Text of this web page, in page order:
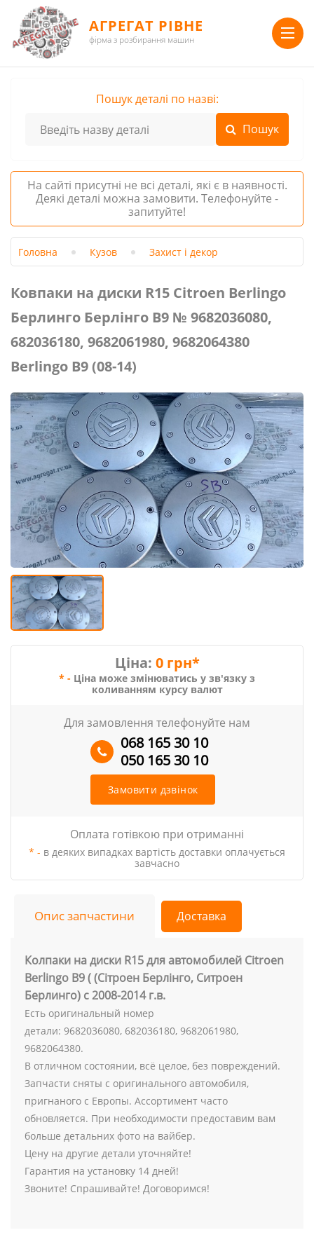
АГРЕГАТ РІВНЕ
фірма з розбирання машин
Пошук деталі по назві:
На сайті присутні не всі деталі, які є в наявності.
Деякі деталі можна замовити. Телефонуйте -
запитуйте!
Головна Кузов Захист і декор
Ковпаки на диски R15 Citroen Berlingo
Берлинго Берлінго В9 № 9682036080,
682036180, 9682061980, 9682064380
Berlingo B9 (08-14)
Ціна: 0 грн*
* - Ціна може змінюватись у зв'язку з
коливанням курсу валют
Для замовлення телефонуйте нам
068 165 30 10
050 165 30 10
Замовити дзвінок
Оплата готівкою при отриманні
* - в деяких випадках вартість доставки оплачується
завчасно
Опис запчастини Доставка
Колпаки на диски R15 для автомобилей Citroen
Berlingo В9 ( (Сітроен Берлінго, Ситроен
Берлинго) с 2008-2014 г.в.
Есть оригинальный номер
детали: 9682036080, 682036180, 9682061980,
9682064380.
В отличном состоянии, всё целое, без повреждений.
Запчасти сняты с оригинального автомобиля,
пригнаного с Европы. Ассортимент часто
обновляется. При необходимости предоставим вам
больше детальних фото на вайбер.
Цену на другие детали уточняйте!
Гарантия на установку 14 дней!
Звоните! Спрашивайте! Договоримся!